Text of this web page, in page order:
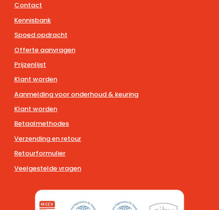
Contact
Kennisbank
Spoed opdracht
Offerte aanvragen
Prijzenlijst
Klant worden
Aanmelding voor onderhoud & keuring
Klant worden
Betaalmethodes
Verzending en retour
Retourformulier
Veelgestelde vragen